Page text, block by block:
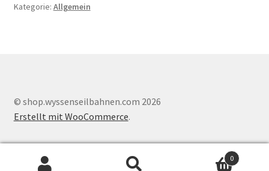
Warenkorb
Kategorie: Allgemein
© shop.wyssenseilbahnen.com 2026
Erstellt mit WooCommerce.
0